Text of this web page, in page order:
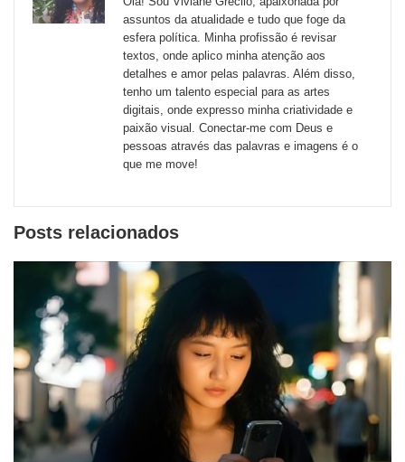
externos
assuntos da atualidade e tudo que foge da
esfera política. Minha profissão é revisar
textos, onde aplico minha atenção aos
detalhes e amor pelas palavras. Além disso,
tenho um talento especial para as artes
digitais, onde expresso minha criatividade e
paixão visual. Conectar-me com Deus e
pessoas através das palavras e imagens é o
que me move!
Posts relacionados